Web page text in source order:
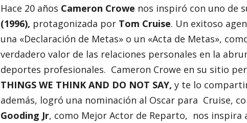
Hace 20 años Cameron Crowe nos inspiró con uno de
(1996), protagonizada por Tom Cruise. Un exitoso
una «Declaración de Metas» o un «Acta de Metas»,
verdadero valor de las relaciones personales en la
deportes profesionales. Cameron Crowe en su sitio
THINGS WE THINK AND DO NOT SAY, y te lo
además, logró una nominación al Oscar para Cruise,
Gooding Jr, como Mejor Actor de Reparto, nos inspira